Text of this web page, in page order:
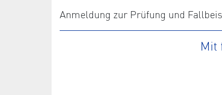
Anmeldung zur Prüfung und
Mit